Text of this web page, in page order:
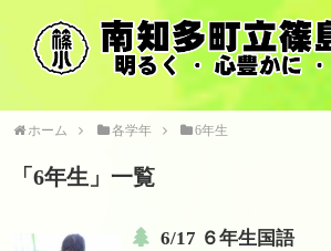
ホーム 各学年 6年生
「 6年生 」 一覧
6/17 ６年生国語